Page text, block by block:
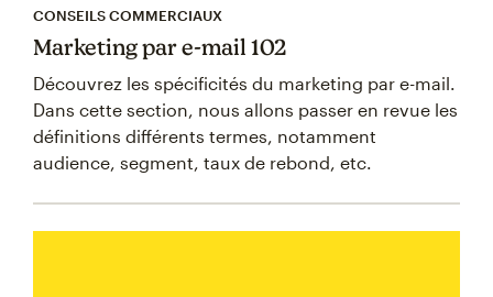
CONSEILS COMMERCIAUX
Marketing par e-mail 102
Découvrez les spécificités du marketing par e-mail.
Dans cette section, nous allons passer en revue les
définitions différents termes, notamment
audience, segment, taux de rebond, etc.